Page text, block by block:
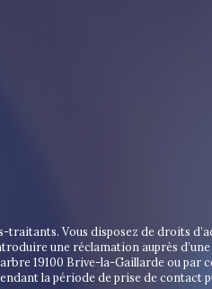
Vous disposez de droits
une réclamation auprès
19100 Brive-la-Gaillarde ou par
la période de prise de contact